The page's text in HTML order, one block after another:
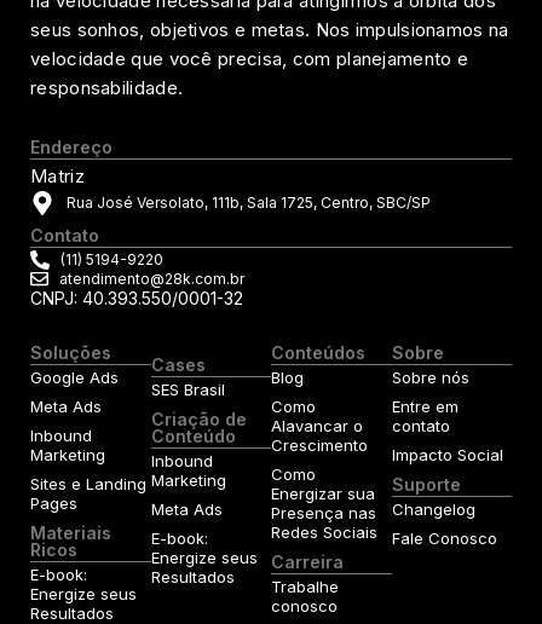
seus sonhos, objetivos e metas. Nos impulsionamos na
velocidade que você precisa, com planejamento e
responsabilidade.
Endereço
Matriz
Rua José Versolato, 111b, Sala 1725, Centro, SBC/SP
Contato
(11) 5194-9220
atendimento@28k.com.br
CNPJ: 40.393.550/0001-32
Soluções
Google Ads
Meta Ads
Inbound
Marketing
Sites e Landing
Pages
Materiais
Ricos
E-book:
Energize seus
Resultados
Cases
SES Brasil
Criação de
Conteúdo
Inbound
Marketing
Meta Ads
E-book:
Energize seus
Resultados
Conteúdos
Blog
Como
Alavancar o
Crescimento
Como
Energizar sua
Presença nas
Redes Sociais
Carreira
Trabalhe
conosco
Sobre
Sobre nós
Entre em
contato
Impacto Social
Suporte
Changelog
Fale Conosco